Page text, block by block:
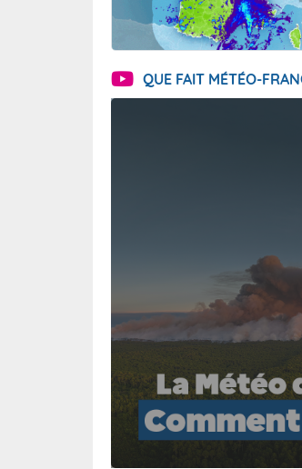
QUE FAIT MÉTÉO-